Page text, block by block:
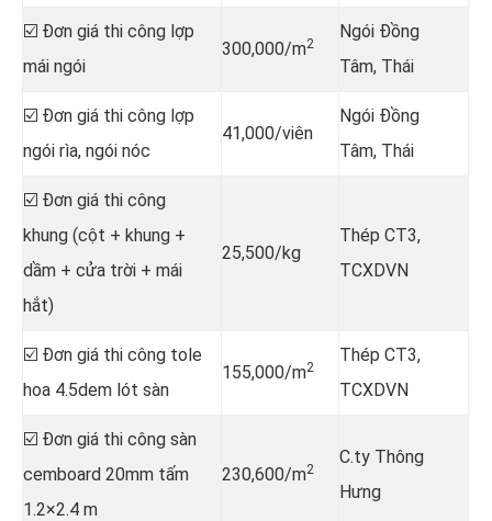
☑️ Đơn giá thi công lợp
mái ngói
300,000/m2
Ngói Đồng
Tâm, Thái
☑️ Đơn giá thi công lợp
ngói rìa, ngói nóc
41,000/viên
Ngói Đồng
Tâm, Thái
☑️ Đơn giá thi công
khung (cột + khung +
dầm + cửa trời + mái
hắt)
25,500/kg
Thép CT3,
TCXDVN
☑️ Đơn giá thi công tole
hoa 4.5dem lót sàn
155,000/m2
Thép CT3,
TCXDVN
☑️ Đơn giá thi công sàn
cemboard 20mm tấm
1.2×2.4 m
230,600/m2
C.ty Thông
Hưng